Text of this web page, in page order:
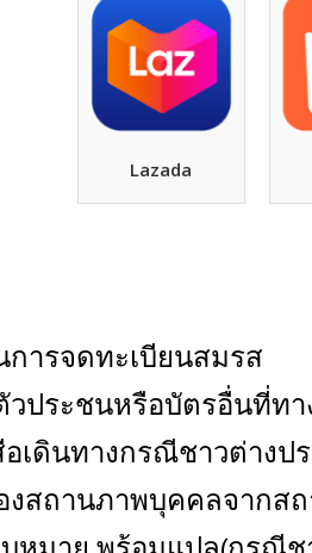
Lazada
การจดทะเบียนสมรส
วประชนหรือบัตรอื่นที่ท
อเดินทางกรณีชาวต่างป
งสถานภาพบุคคลจากส